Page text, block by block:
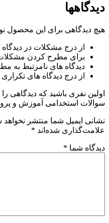
دیدگاهها
هیچ دیدگاهی برای این محصول
از درج مشکلات در دیدگاه
برای مطرح کردن
دیدگاه های نامرتبط به
از درج دیدگاه های تکراری
اولین نفری باشید که دیدگاهی
سوالات استخدامی آموزش و
نشانی ایمیل شما منتشر نخواهد
علامت‌گذاری شده‌اند *
دیدگاه شما *